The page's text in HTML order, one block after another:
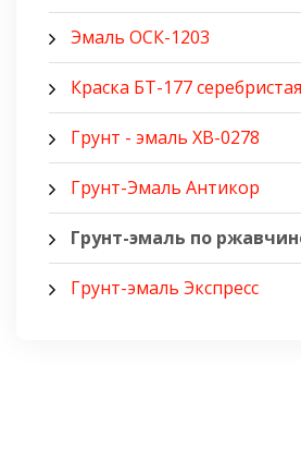
Эмаль ОСК-1203
Краска БТ-177 серебристая
Грунт - эмаль ХВ-0278
Грунт-Эмаль Антикор
Грунт-эмаль по
Грунт-эмаль Экспресс